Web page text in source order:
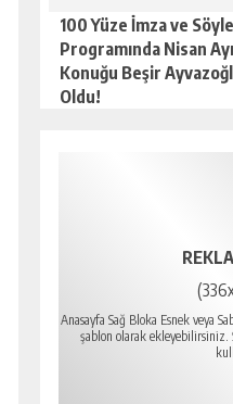
100 Yüze İmza ve
Programında Nisan Ayı
Konuğu Beşir
Oldu!
Anasayfa Sağ Bloka Esnek veya
şablon olarak ekleyebilirsiniz.